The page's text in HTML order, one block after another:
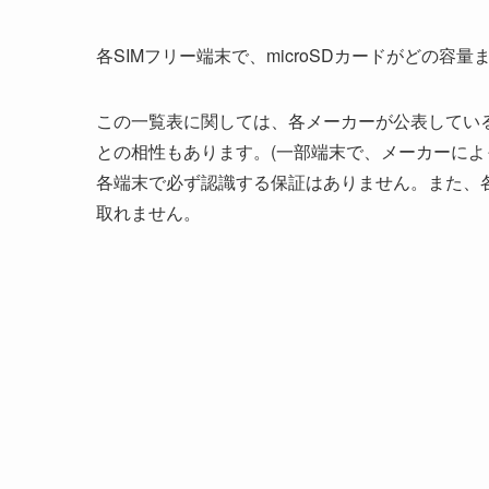
各SIMフリー端末で、microSDカードがどの容量
この一覧表に関しては、各メーカーが公表して
との相性もあります。(一部端末で、メーカーに
各端末で必ず認識する保証はありません。また
取れません。